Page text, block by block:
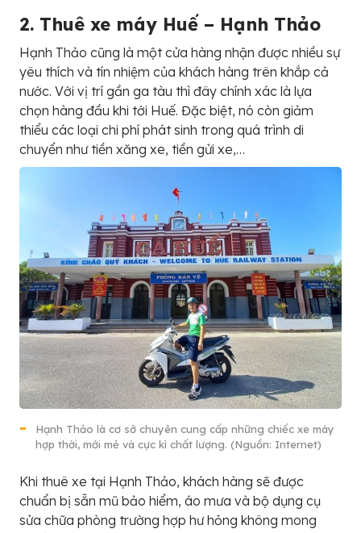
2. Thuê xe máy Huế – Hạnh Thảo
Hạnh Thảo cũng là một cửa hàng nhận được nhiều sự
yêu thích và tín nhiệm của khách hàng trên khắp cả
nước. Với vị trí gần ga tàu thì đây chính xác là lựa
chọn hàng đầu khi tới Huế. Đặc biệt, nó còn giảm
thiểu các loại chi phí phát sinh trong quá trình di
chuyển như tiền xăng xe, tiền gửi xe,…
Hạnh Thảo là cơ sở chuyên cung cấp những chiếc xe máy
hợp thời, mới mẻ và cực kì chất lượng. (Nguồn: Internet)
Khi thuê xe tại Hạnh Thảo, khách hàng sẽ được
chuẩn bị sẵn mũ bảo hiểm, áo mưa và bộ dụng cụ
sửa chữa phòng trường hợp hư hỏng không mong